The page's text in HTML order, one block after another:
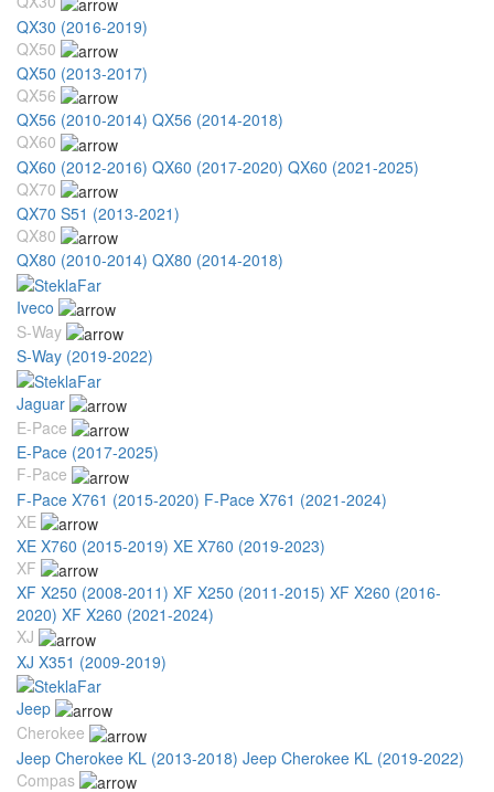
QX30 (2016-2019)
QX50
QX50 (2013-2017)
QX56
QX56 (2010-2014) QX56 (2014-2018)
QX60
QX60 (2012-2016) QX60 (2017-2020) QX60 (2021-2025)
QX70
QX70 S51 (2013-2021)
QX80
QX80 (2010-2014) QX80 (2014-2018)
Iveco
S-Way
S-Way (2019-2022)
Jaguar
E-Pace
E-Pace (2017-2025)
F-Pace
F-Pace X761 (2015-2020) F-Pace X761 (2021-2024)
XE
XE X760 (2015-2019) XE X760 (2019-2023)
XF
XF X250 (2008-2011) XF X250 (2011-2015) XF X260 (2016-
2020) XF X260 (2021-2024)
XJ
XJ X351 (2009-2019)
Jeep
Cherokee
Jeep Cherokee KL (2013-2018) Jeep Cherokee KL (2019-2022)
Compas